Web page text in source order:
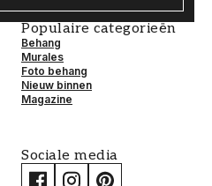
Populaire categorieën
Behang
Murales
Foto behang
Nieuw binnen
Magazine
Sociale media